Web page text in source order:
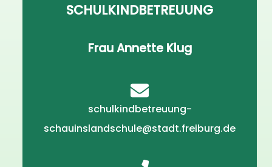
SCHULKINDBETREUUNG
Frau Annette Klug
schulkindbetreuung-
schauinslandschule@stadt.freiburg.de